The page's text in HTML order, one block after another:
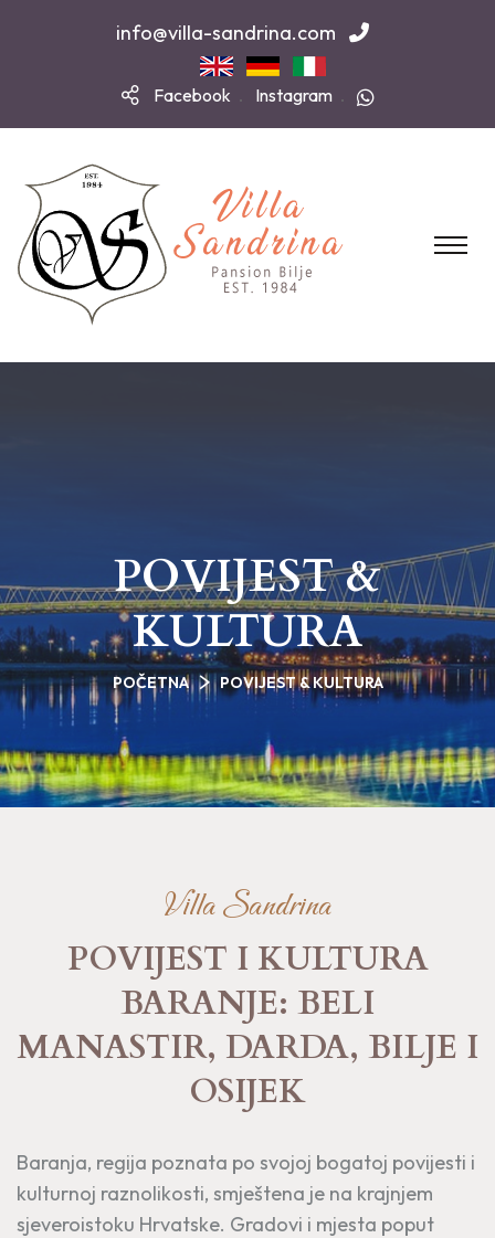
info@villa-sandrina.com
Facebook Instagram
POVIJEST &
KULTURA
POČETNA POVIJEST & KULTURA
Villa Sandrina
POVIJEST I KULTURA
BARANJE: BELI
MANASTIR, DARDA, BILJE I
OSIJEK
Baranja, regija poznata po svojoj bogatoj povijesti i
kulturnoj raznolikosti, smještena je na krajnjem
sjeveroistoku Hrvatske. Gradovi i mjesta poput